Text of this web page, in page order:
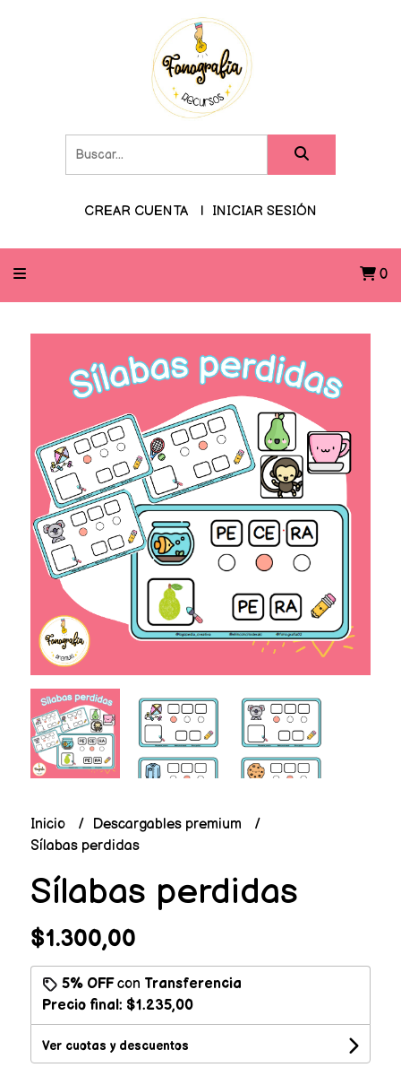
CREAR CUENTA INICIAR SESIÓN
0
Inicio
Descargables premium
Sílabas perdidas
Sílabas perdidas
$1.300,00
5% OFFcon Transferencia
Precio final: $1.235,00
Ver cuotas y descuentos